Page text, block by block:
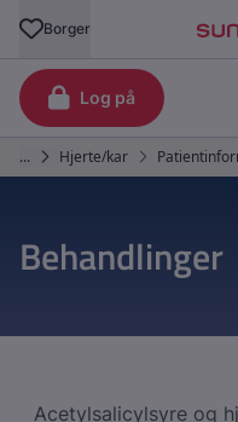
Behandlinger
Acetylsalicylsyre og